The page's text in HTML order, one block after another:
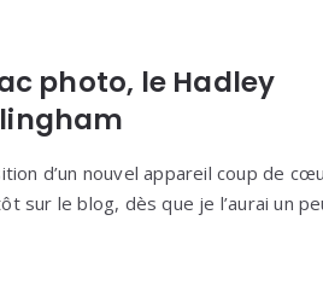
photo, le Hadley
d’un nouvel appareil coup de
sur le blog, dès que je l’aurai un